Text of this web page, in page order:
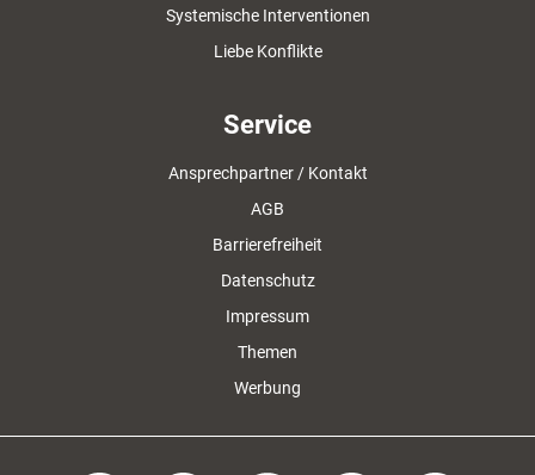
Systemische Interventionen
Liebe Konflikte
Service
Ansprechpartner / Kontakt
AGB
Barrierefreiheit
Datenschutz
Impressum
Themen
Werbung